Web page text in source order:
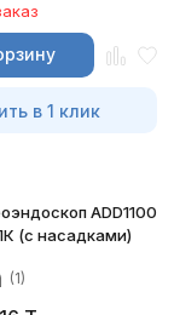
в 1 клик
ADD1100
(с насадками)
(1)